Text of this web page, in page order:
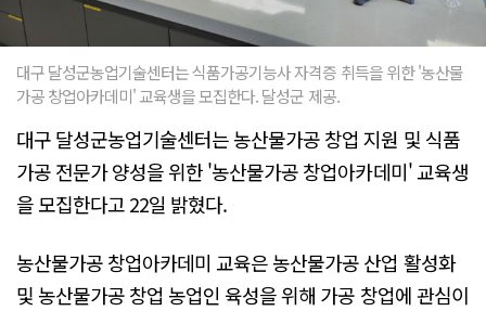
대구 달성군농업기술센터는 식품가공기능사 자격증 취득을 위한 '농산물
가공 창업아카데미' 교육생을 모집한다. 달성군 제공.
대구 달성군농업기술센터는 농산물가공 창업 지원 및 식품
가공 전문가 양성을 위한 '농산물가공 창업아카데미' 교육생
을 모집한다고 22일 밝혔다.
농산물가공 창업아카데미 교육은 농산물가공 산업 활성화
및 농산물가공 창업 농업인 육성을 위해 가공 창업에 관심이